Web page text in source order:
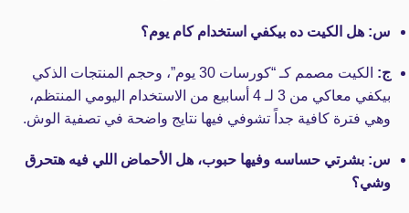
س: هل الكيت ده بيكفي استخدام كام يوم؟
ج:
الكيت مصمم كـ “كورسات 30 يوم”، وحجم المنتجات الذكي
بيكفي معاكي من 3 لـ 4 أسابيع من الاستخدام اليومي المنتظم،
وهي فترة كافية جداً تشوفي فيها نتايج واضحة في تصفية الوش.
س: بشرتي حساسه وفيها حبوب، هل الأحماض اللي فيه هتحرق
وشي؟